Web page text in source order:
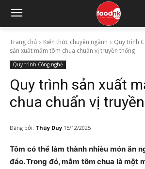
Trang chủ Kiến thức chuyên ngành Quy trình
sản xuất mắm tôm chua chuẩn vị truyền thống
Quy trình Công nghệ
Quy trình sản xuất
chua chuẩn vị
Đăng bởi: Thúy Duy 15/12/2025
Tôm có thể làm thành nhiều món ăn
đáo. Trong đó, mắm tôm chua là một